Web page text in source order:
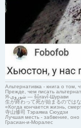
Альтернативка - книга о том,
Прежде, чем писать
Я-شوروی — šûravî-Шурави
生が終わって死が始まるのでは
«Когда кончается жизнь,
寺山修司 Тэраяма Сюудзи
Лучшая месть - забвение, оно
Грасиан-и-Моралес